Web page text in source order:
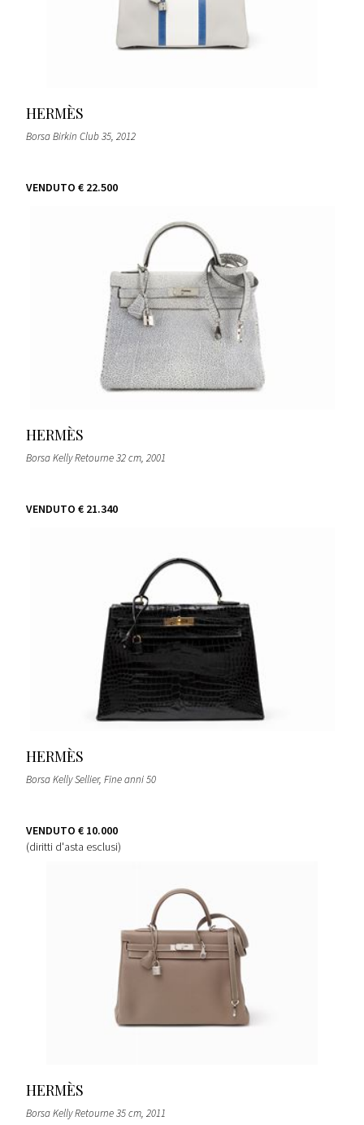
HERMÈS
Borsa Birkin Club 35, 2012
VENDUTO € 22.500
HERMÈS
Borsa Kelly Retourne 32 cm, 2001
VENDUTO € 21.340
HERMÈS
Borsa Kelly Sellier, Fine anni 50
VENDUTO € 10.000
(diritti d'asta esclusi)
HERMÈS
Borsa Kelly Retourne 35 cm, 2011